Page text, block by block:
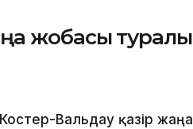
жобасы туралы
Вальдау қазір жаңа